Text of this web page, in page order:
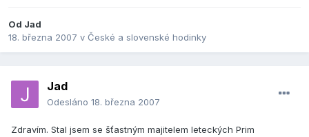
Od Jad
18. března 2007 v České a slovenské hodinky
Jad
Odesláno 18. března 2007
Zdravím. Stal jsem se šťastným majitelem leteckých Prim